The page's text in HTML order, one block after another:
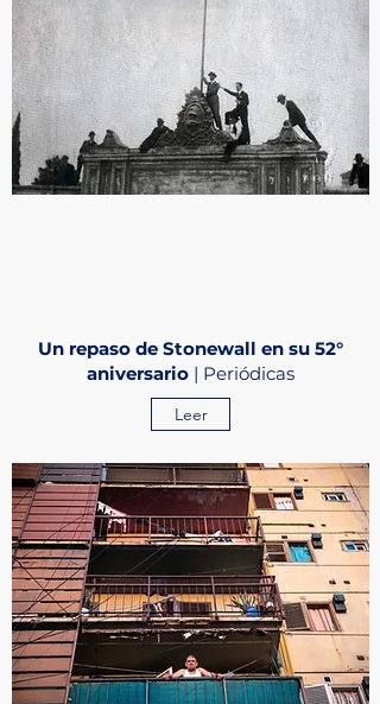
Un repaso de Stonewall en su 52°
aniversario | Periódicas
Leer